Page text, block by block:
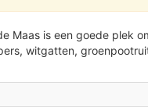
Maas is een goede plek
witgatten,
2